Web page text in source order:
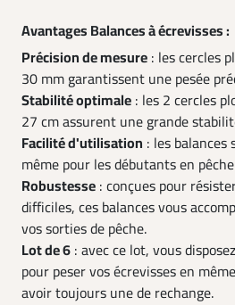
Avantages Balances à écrevisses :
Précision de mesure : les cercles
30 mm garantissent une pesée
Stabilité optimale : les 2 cercles
27 cm assurent une grande
Facilité d'utilisation : les
même pour les débutants en
Robustesse : conçues pour
difficiles, ces balances vous
vos sorties de pêche.
Lot de 6 : avec ce lot, vous
pour peser vos écrevisses en
avoir toujours une de rechange.